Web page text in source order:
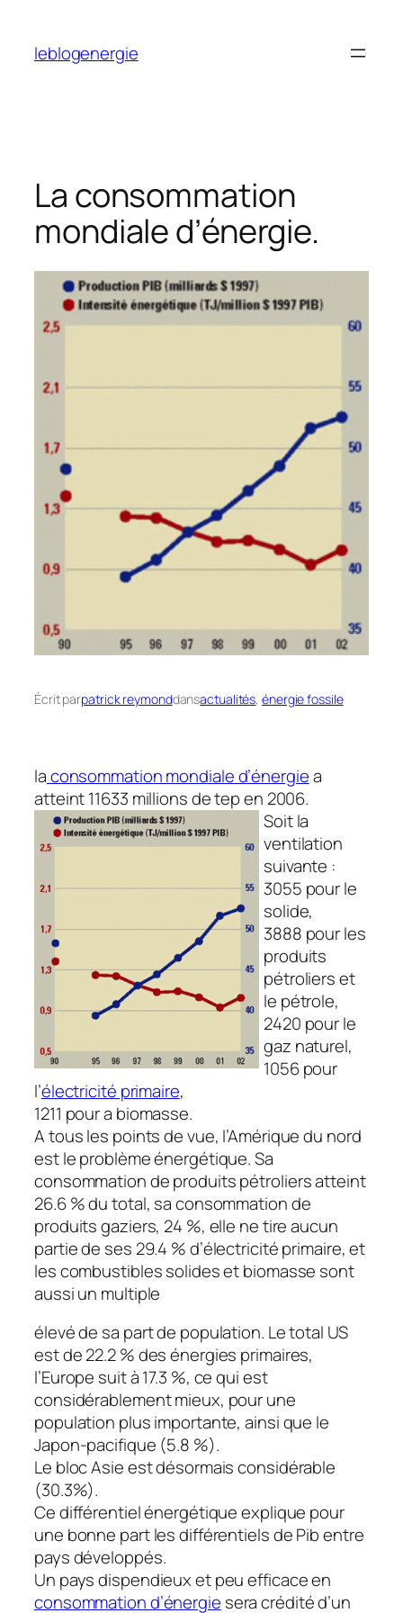
contenu
leblogenergie
La consommation
mondiale d’énergie.
Écrit parpatrick reymonddansactualités, énergie fossile
laconsommation mondiale d’énergiea
atteint 11633 millions de tep en 2006.
Soit la
ventilation
suivante :
3055 pour le
solide,
3888 pour les
produits
pétroliers et
le pétrole,
2420 pour le
gaz naturel,
1056 pour
l’électricité primaire,
1211 pour a biomasse.
A tous les points de vue, l’Amérique du nord
est le problème énergétique. Sa
consommation de produits pétroliers atteint
26.6 % du total, sa consommation de
produits gaziers, 24 %, elle ne tire aucun
partie de ses 29.4 % d’électricité primaire, et
les combustibles solides et biomasse sont
aussi un multiple
élevé de sa part de population. Le total US
est de 22.2 % des énergies primaires,
l’Europe suit à 17.3 %, ce qui est
considérablement mieux, pour une
population plus importante, ainsi que le
Japon-pacifique (5.8 %).
Le bloc Asie est désormais considérable
(30.3%).
Ce différentiel énergétique explique pour
une bonne part les différentiels de Pib entre
pays développés.
Un pays dispendieux et peu efficace en
consommation d’énergie sera crédité d’un